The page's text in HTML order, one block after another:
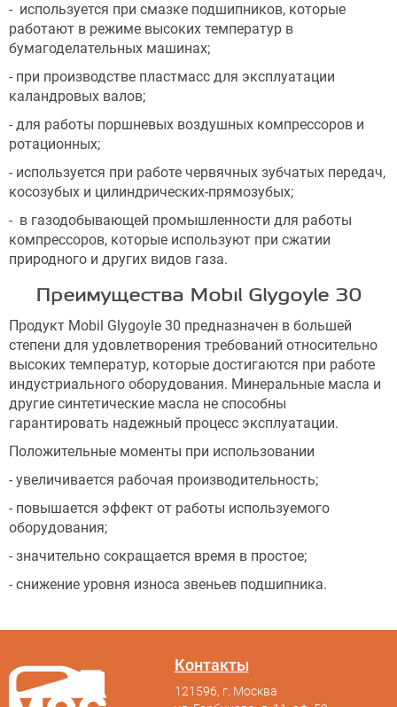
- используется при смазке подшипников, которые
работают в режиме высоких температур в
бумагоделательных машинах;
- при производстве пластмасс для эксплуатации
каландровых валов;
- для работы поршневых воздушных компрессоров и
ротационных;
- используется при работе червячных зубчатых передач,
косозубых и цилиндрических-прямозубых;
- в газодобывающей промышленности для работы
компрессоров, которые используют при сжатии
природного и других видов газа.
Преимущества Mobil Glygoyle 30
Продукт Mobil Glygoyle 30 предназначен в большей
степени для удовлетворения требований относительно
высоких температур, которые достигаются при работе
индустриального оборудования. Минеральные масла и
другие синтетические масла не способны
гарантировать надежный процесс эксплуатации.
Положительные моменты при использовании
- увеличивается рабочая производительность;
- повышается эффект от работы используемого
оборудования;
- значительно сокращается время в простое;
- снижение уровня износа звеньев подшипника.
Контакты
121596, г. Москва